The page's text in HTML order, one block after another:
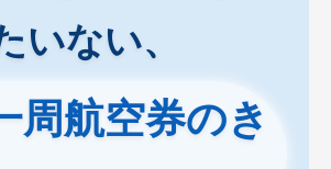
いない、
周航空券のき